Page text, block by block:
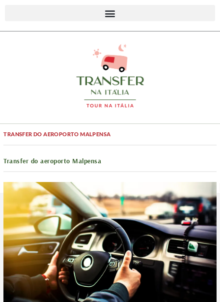
TRANSFER DO AEROPORTO MALPENSA
Transfer do aeroporto Malpensa